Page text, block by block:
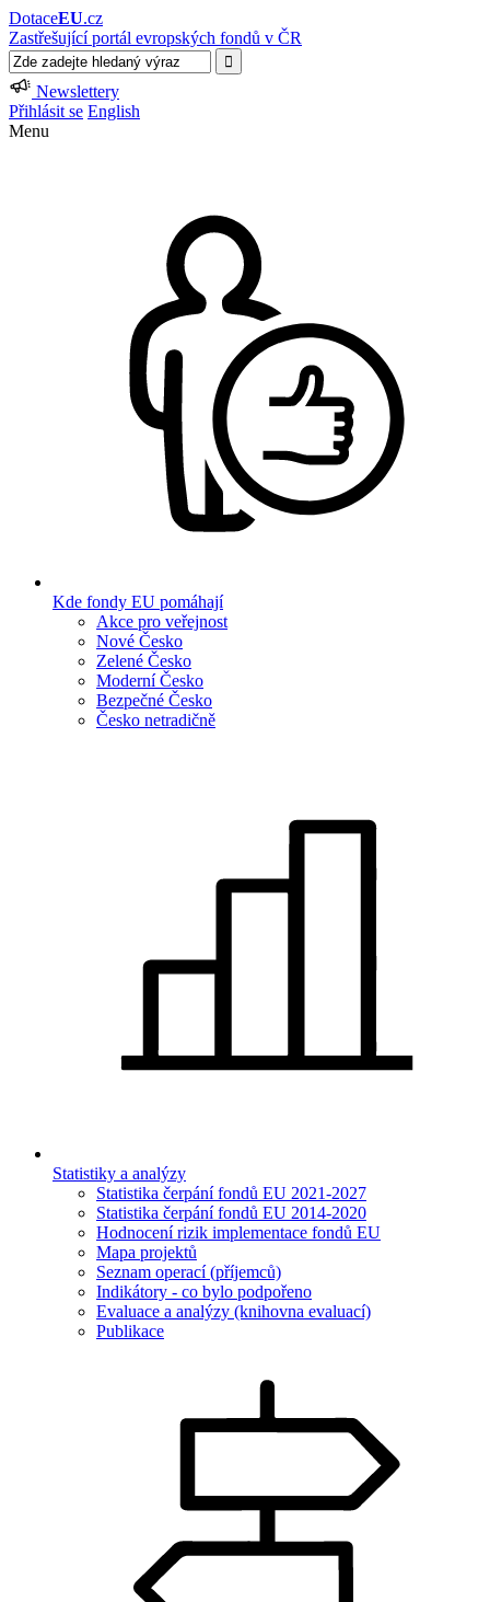
DotaceEU.cz
Zastřešující portál evropských fondů v ČR
Newslettery
Přihlásit se English
Menu
Kde fondy EU pomáhají
Akce pro veřejnost
Nové Česko
Zelené Česko
Moderní Česko
Bezpečné Česko
Česko netradičně
Statistiky a analýzy
Statistika čerpání fondů EU 2021-2027
Statistika čerpání fondů EU 2014-2020
Hodnocení rizik implementace fondů EU
Mapa projektů
Seznam operací (příjemců)
Indikátory - co bylo podpořeno
Evaluace a analýzy (knihovna evaluací)
Publikace